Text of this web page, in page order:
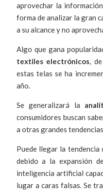
aprovechar la
forma de analizar la gran
a su alcance y no
Algo que gana
textiles electrónicos,
estas telas se ha
año.
Se generalizará la
consumidores buscan
a otras grandes
Puede llegar la tendencia
debido a la expansión
inteligencia artificial
lugar a caras falsas. Se